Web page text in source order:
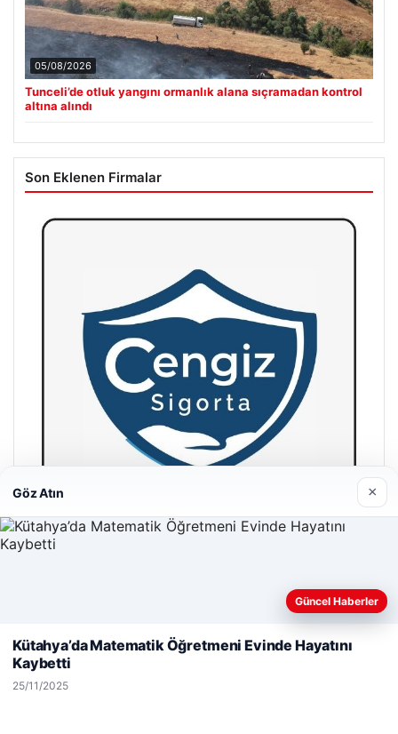
05/08/2026
Tunceli’de otluk yangını ormanlık alana sıçramadan kontrol
altına alındı
Son Eklenen Firmalar
Web sitemizi nasıl kullandığınızı daha iyi anlayabilmek,
kullanıyoruz.Çerez Politikamız
Göz Atın ×
Güncel Haberler
Kütahya’da Matematik Öğretmeni Evinde Hayatını
Kaybetti
25/11/2025